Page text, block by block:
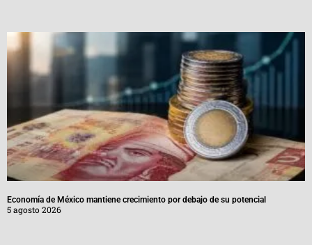
Economía de México mantiene crecimiento por debajo de su potencial
5 agosto 2026